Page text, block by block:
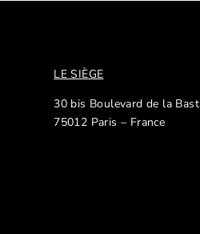
LE SIÈGE
30 bis Boulevard de la
75012 Paris – France